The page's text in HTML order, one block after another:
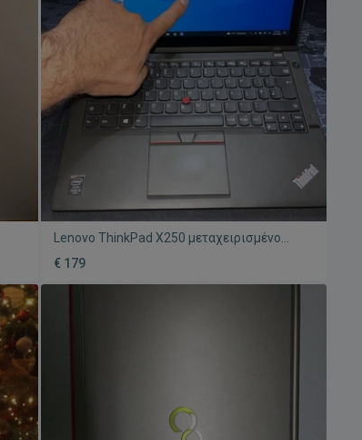
Lenovo ThinkPad X250 μεταχειρισμένο
laptop με οθόνη αφής 12,5", i5, 8GB RAM,
256GB SSD, W10 Pro
€ 179